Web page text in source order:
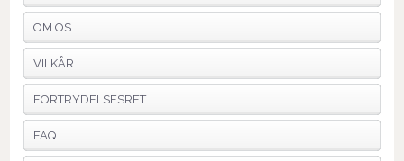
OM OS
VILKÅR
FORTRYDELSESRET
FAQ